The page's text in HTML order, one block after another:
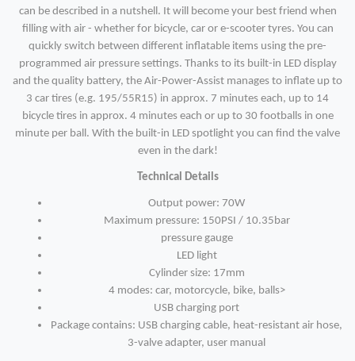
can be described in a nutshell. It will become your best friend when
filling with air - whether for bicycle, car or e-scooter tyres. You can
quickly switch between different inflatable items using the pre-
programmed air pressure settings. Thanks to its built-in LED display
and the quality battery, the Air-Power-Assist manages to inflate up to
3 car tires (e.g. 195/55R15) in approx. 7 minutes each, up to 14
bicycle tires in approx. 4 minutes each or up to 30 footballs in one
minute per ball. With the built-in LED spotlight you can find the valve
even in the dark!
Technical Details
Output power: 70W
Maximum pressure: 150PSI / 10.35bar
pressure gauge
LED light
Cylinder size: 17mm
4 modes: car, motorcycle, bike, balls>
USB charging port
Package contains: USB charging cable, heat-resistant air hose,
3-valve adapter, user manual